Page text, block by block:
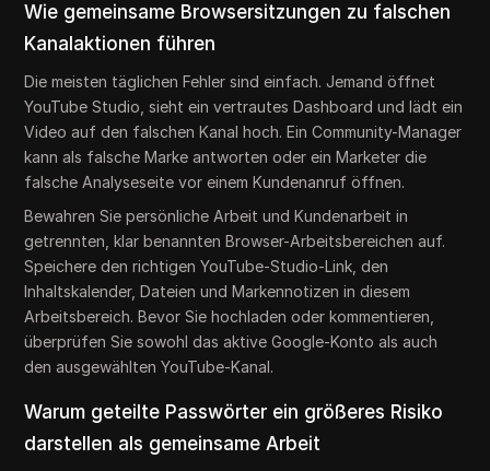
Wie gemeinsame Browsersitzungen zu falschen
Kanalaktionen führen
Die meisten täglichen Fehler sind einfach. Jemand öffnet
YouTube Studio, sieht ein vertrautes Dashboard und lädt ein
Video auf den falschen Kanal hoch. Ein Community-Manager
kann als falsche Marke antworten oder ein Marketer die
falsche Analyseseite vor einem Kundenanruf öffnen.
Bewahren Sie persönliche Arbeit und Kundenarbeit in
getrennten, klar benannten Browser-Arbeitsbereichen auf.
Speichere den richtigen YouTube-Studio-Link, den
Inhaltskalender, Dateien und Markennotizen in diesem
Arbeitsbereich. Bevor Sie hochladen oder kommentieren,
überprüfen Sie sowohl das aktive Google-Konto als auch
den ausgewählten YouTube-Kanal.
Warum geteilte Passwörter ein größeres Risiko
darstellen als gemeinsame Arbeit